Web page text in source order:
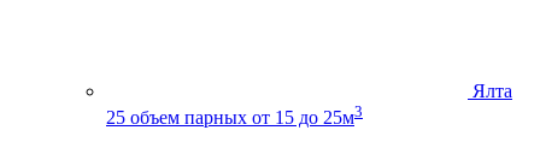
Ялта
25 объем парных от 15 до 25м3